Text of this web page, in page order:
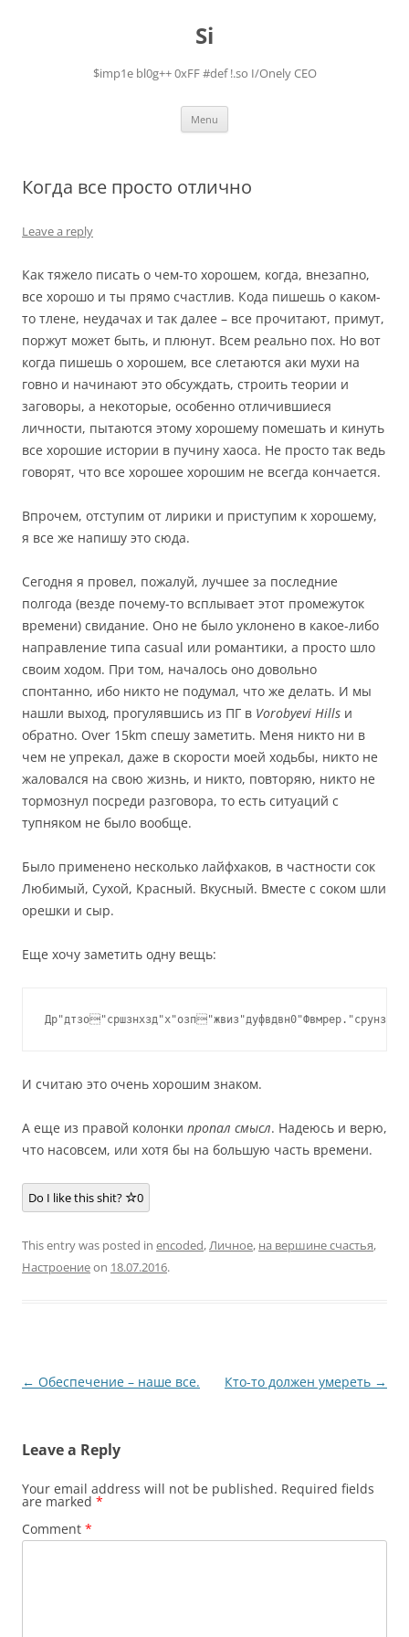
Si
$imp1e bl0g++ 0xFF #def !.so I/Onely CEO
Menu
Когда все просто отлично
Leave a reply
Как тяжело писать о чем-то хорошем, когда, внезапно,
все хорошо и ты прямо счастлив. Кода пишешь о каком-
то тлене, неудачах и так далее – все прочитают, примут,
поржут может быть, и плюнут. Всем реально пох. Но вот
когда пишешь о хорошем, все слетаются аки мухи на
говно и начинают это обсуждать, строить теории и
заговоры, а некоторые, особенно отличившиеся
личности, пытаются этому хорошему помешать и кинуть
все хорошие истории в пучину хаоса. Не просто так ведь
говорят, что все хорошее хорошим не всегда кончается.
Впрочем, отступим от лирики и приступим к хорошему,
я все же напишу это сюда.
Сегодня я провел, пожалуй, лучшее за последние
полгода (везде почему-то всплывает этот промежуток
времени) свидание. Оно не было уклонено в какое-либо
направление типа casual или романтики, а просто шло
своим ходом. При том, началось оно довольно
спонтанно, ибо никто не подумал, что же делать. И мы
нашли выход, прогулявшись из ПГ в Vorobyevi Hills и
обратно. Over 15km спешу заметить. Меня никто ни в
чем не упрекал, даже в скорости моей ходьбы, никто не
жаловался на свою жизнь, и никто, повторяю, никто не
тормознул посреди разговора, то есть ситуаций с
тупняком не было вообще.
Было применено несколько лайфхаков, в частности сок
Любимый, Сухой, Красный. Вкусный. Вместе с соком шли
орешки и сыр.
Еще хочу заметить одну вещь:
И считаю это очень хорошим знаком.
А еще из правой колонки пропал смысл. Надеюсь и верю,
что насовсем, или хотя бы на большую часть времени.
Do I like this shit? 0
This entry was posted in encoded,Личное, на вершине счастья,
Настроениеon 18.07.2016.
Post
← Обеспечение – наше все. Кто-то должен умереть →
Leave a Reply
Your email address will not be published. Required fields
are marked *
Comment *